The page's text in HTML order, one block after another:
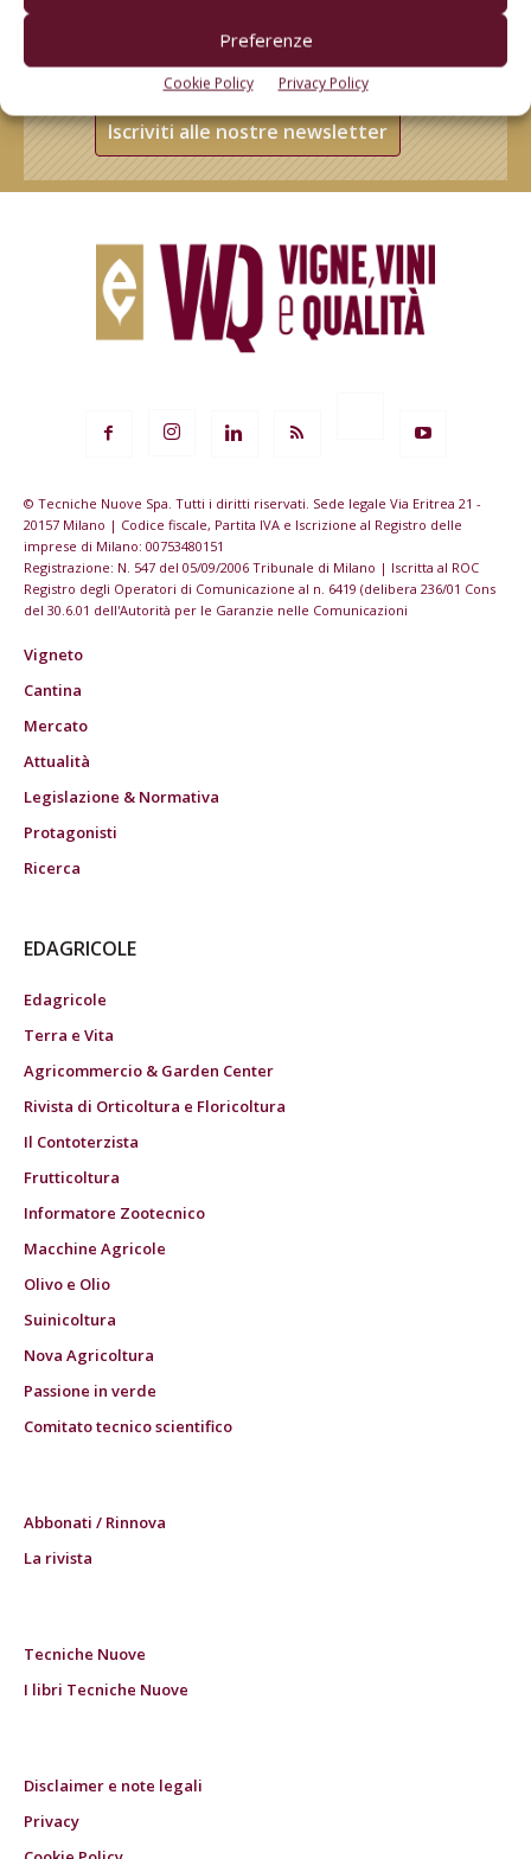
Preferenze
Cookie Policy Privacy Policy
dell’agricoltura
Iscriviti alle nostre newsletter
© Tecniche Nuove Spa. Tutti i diritti riservati. Sede legale Via Eritrea 21 -
20157 Milano | Codice fiscale, Partita IVA e Iscrizione al Registro delle
imprese di Milano: 00753480151
Registrazione: N. 547 del 05/09/2006 Tribunale di Milano | Iscritta al ROC
Registro degli Operatori di Comunicazione al n. 6419 (delibera 236/01 Cons
del 30.6.01 dell'Autorità per le Garanzie nelle Comunicazioni
Vigneto
Cantina
Mercato
Attualità
Legislazione & Normativa
Protagonisti
Ricerca
EDAGRICOLE
Edagricole
Terra e Vita
Agricommercio & Garden Center
Rivista di Orticoltura e Floricoltura
Il Contoterzista
Frutticoltura
Informatore Zootecnico
Macchine Agricole
Olivo e Olio
Suinicoltura
Nova Agricoltura
Passione in verde
Comitato tecnico scientifico
Abbonati / Rinnova
La rivista
Tecniche Nuove
I libri Tecniche Nuove
Disclaimer e note legali
Privacy